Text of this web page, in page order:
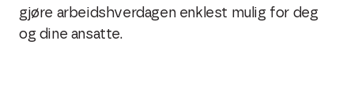
gjøre arbeidshverdagen enklest mulig for deg
og dine ansatte.